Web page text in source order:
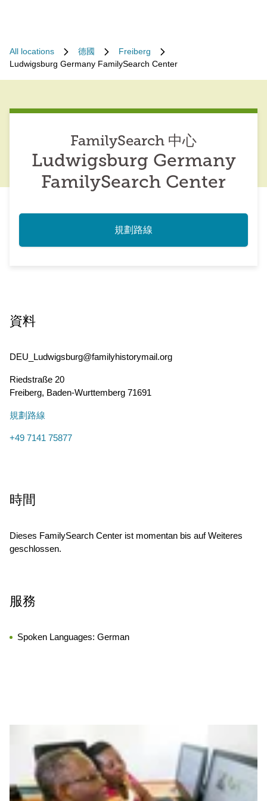
All locations 德國
Freiberg
Ludwigsburg Germany FamilySearch Center
FamilySearch 中心
Ludwigsburg Germany
FamilySearch Center
規劃路線
資料
DEU_Ludwigsburg@familyhistorymail.org
Riedstraße 20
Freiberg, Baden-Wurttemberg 71691
規劃路線
+49 7141 75877
時間
Dieses FamilySearch Center ist momentan bis auf Weiteres
geschlossen.
服務
Spoken Languages: German